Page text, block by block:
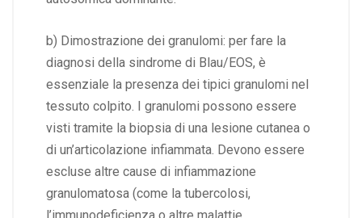
b) Dimostrazione dei granulomi: per fare la
diagnosi della sindrome di Blau/EOS, è
essenziale la presenza dei tipici granulomi nel
tessuto colpito. I granulomi possono essere
visti tramite la biopsia di una lesione cutanea o
di un’articolazione infiammata. Devono essere
escluse altre cause di infiammazione
granulomatosa (come la tubercolosi,